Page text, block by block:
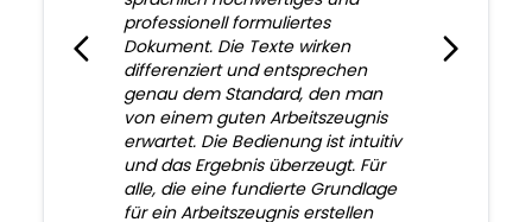
professionell formuliertes
Dokument. Die Texte wirken
differenziert und entsprechen
genau dem Standard, den man
von einem guten Arbeitszeugnis
erwartet. Die Bedienung ist intuitiv
und das Ergebnis überzeugt. Für
alle, die eine fundierte Grundlage
für ein Arbeitszeugnis erstellen